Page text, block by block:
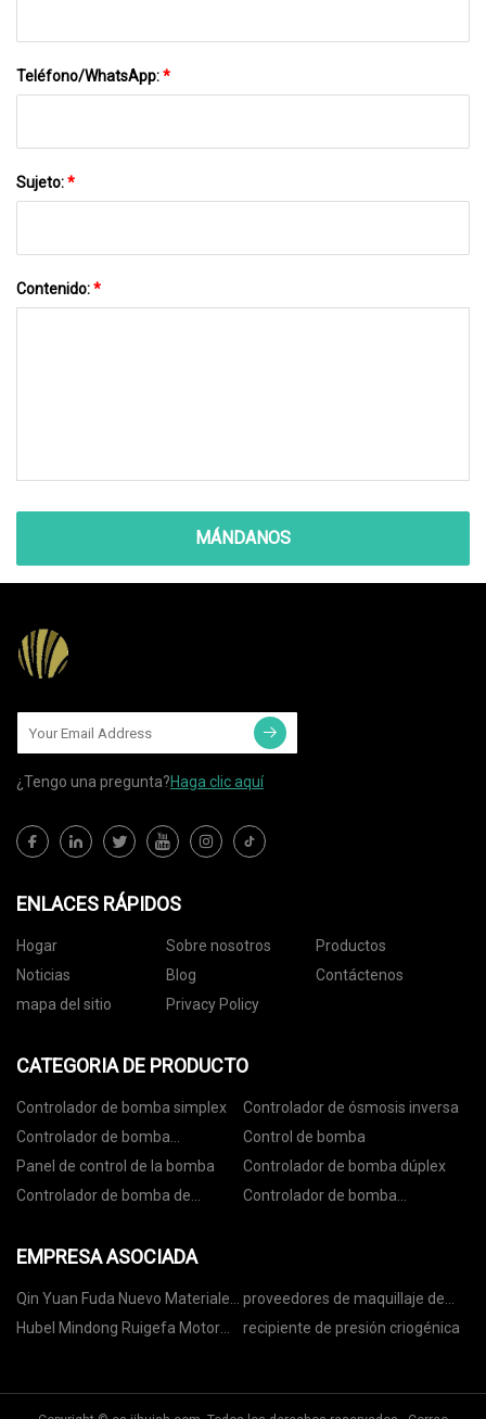
Teléfono/WhatsApp:*
Sujeto:*
Contenido:*
MÁNDANOS
¿Tengo una pregunta?Haga clic aquí
ENLACES RÁPIDOS
Hogar Sobre nosotros
Productos
Noticias
Blog
Contáctenos
mapa del sitio
Privacy Policy
CATEGORIA DE PRODUCTO
Controlador de bomba simplex
Controlador de ósmosis inversa
Controlador de bomba
inteligente
Control de bomba
Panel de control de la bomba
Controlador de bomba dúplex
Controlador de bomba de
Controlador de bomba
EMPRESA ASOCIADA
Qin Yuan Fuda Nuevo Materiales
Tecnología Co., Limitado.
proveedores de maquillaje de
ojos
Hubel Mindong Ruigefa Motor
recipiente de presión criogénica